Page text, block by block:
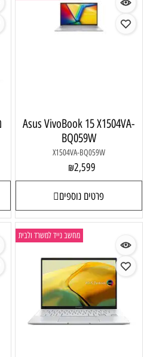
Asus VivoBook 15 X1504VA-
BQ059W
X1504VA-BQ059W
₪2,599
פרטים נוספים
מחשב נייד למשרד ולבית